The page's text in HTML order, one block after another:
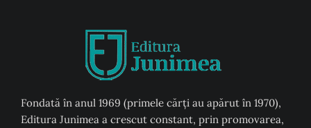
Fondată în anul 1969 (primele cărți au apărut în 1970),
Editura Junimea a crescut constant, prin promovarea,